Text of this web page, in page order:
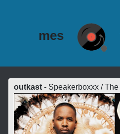
mes
outkast- Speakerboxxx /